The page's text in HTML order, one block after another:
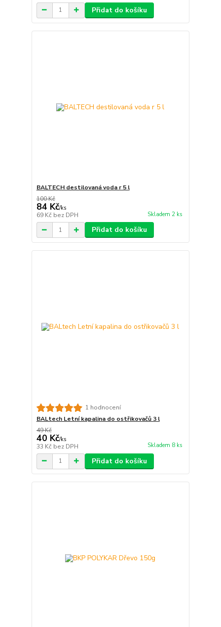
Přidat do košíku
BALTECH destilovaná voda r 5 l
100 Kč
84 Kč/ks
69 Kč bez DPH Skladem 2 ks
Přidat do košíku
1 hodnocení
BALtech Letní kapalina do ostřikovačů 3 l
49 Kč
40 Kč/ks
33 Kč bez DPH Skladem 8 ks
Přidat do košíku